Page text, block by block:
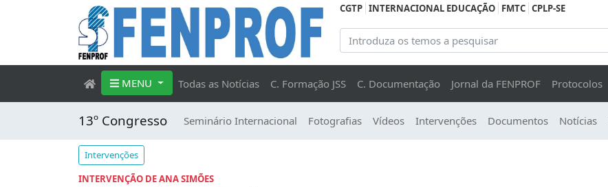
CGTP INTERNACIONAL EDUCAÇÃO FMTC CPLP-SE
MENU Todas as Notícias C. Formação JSS C. Documentação Jornal da FENPROF Protocolos
13º Congresso Seminário Internacional Fotografias Vídeos Intervenções Documentos Notícias
Intervenções
INTERVENÇÃO DE ANA SIMÕES